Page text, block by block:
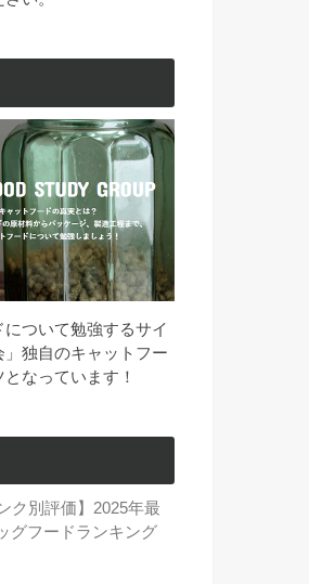
ついて勉強するサイ
」独自のキャットフー
なっています！
ク別評価】2025年最
グフードランキング